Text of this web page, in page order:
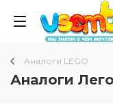
Аналоги LEGO
Аналоги